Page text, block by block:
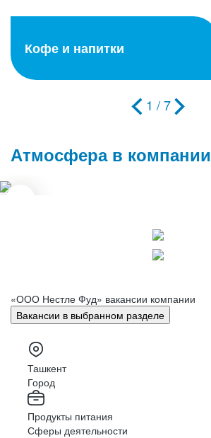
Кофе и напитки
1 / 7
Атмосфера в компании
«ООО Нестле Фуд» вакансии компании
Вакансии в выбранном разделе
Ташкент
Город
Продукты питания
Сферы деятельности